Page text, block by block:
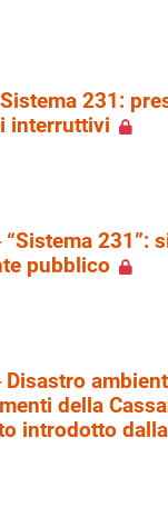
Sistema 231:
interruttivi
“Sistema 231”:
pubblico
Disastro
della
introdotto